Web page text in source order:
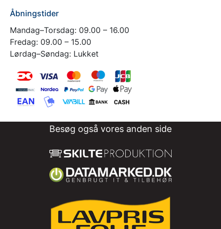
Åbningstider
Mandag–Torsdag: 09.00 – 16.00
Fredag: 09.00 – 15.00
Lørdag–Søndag: Lukket
Besøg også vores anden side